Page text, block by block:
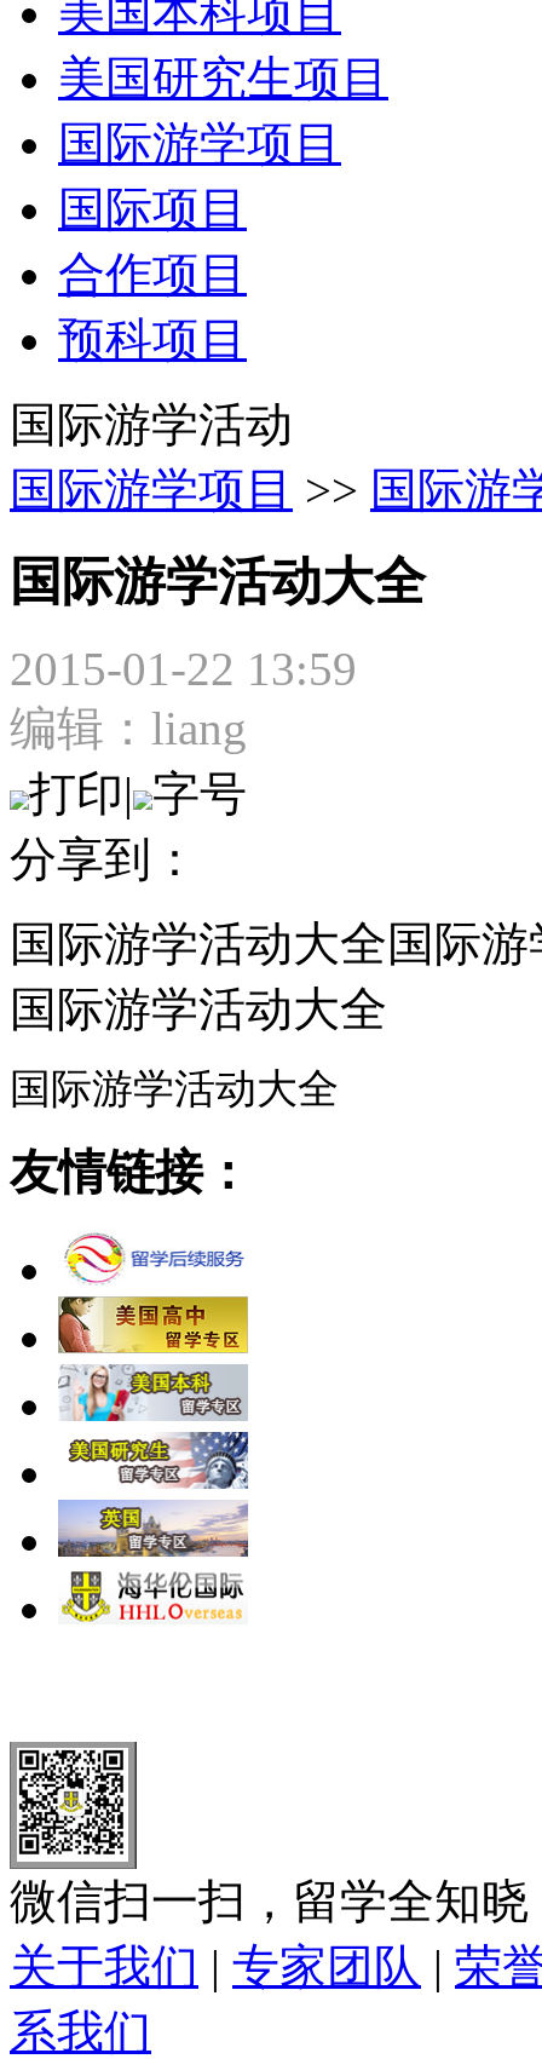
美国本科项目
美国研究生项目
国际游学项目
国际项目
合作项目
预科项目
国际游学活动
国际游学项目 >> 国际游
国际游学活动大全
2015-01-22 13:59
编辑：liang
打印| 字号
分享到：
国际游学活动大全国际
国际游学活动大全
国际游学活动大全
友情链接：
微信扫一扫，留学全知晓
关于我们 | 专家团队 | 荣
系我们